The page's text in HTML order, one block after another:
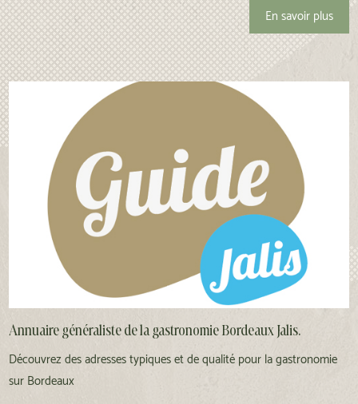
En savoir plus
Annuaire généraliste de la gastronomie Bordeaux Jalis.
Découvrez des adresses typiques et de qualité pour la gastronomie
sur Bordeaux